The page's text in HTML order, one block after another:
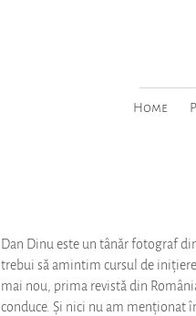
Home
Dan Dinu este un tânăr fotograf
trebui să amintim cursul de
mai nou, prima revistă din
conduce. Și nici nu am menționat